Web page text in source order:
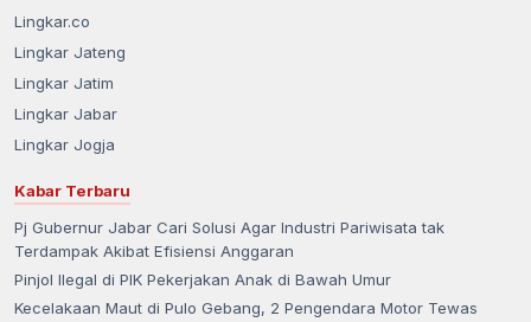
Lingkar.co
Lingkar Jateng
Lingkar Jatim
Lingkar Jabar
Lingkar Jogja
Kabar Terbaru
Pj Gubernur Jabar Cari Solusi Agar Industri Pariwisata tak
Terdampak Akibat Efisiensi Anggaran
Pinjol Ilegal di PIK Pekerjakan Anak di Bawah Umur
Kecelakaan Maut di Pulo Gebang, 2 Pengendara Motor Tewas